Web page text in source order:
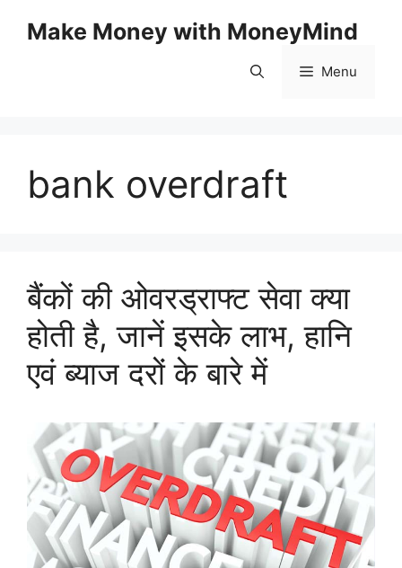
Make Money with MoneyMind
Menu
bank overdraft
बैंकों की ओवरड्राफ्ट सेवा क्या
होती है, जानें इसके लाभ, हानि
एवं ब्याज दरों के बारे में